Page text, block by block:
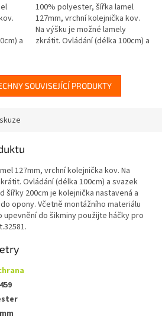
a
100% polyester, šířka lamel
127mm, vrchní kolejnička kov.
Na výšku je možné lamely
zkrátit. Ovládání (délka 100cm) a
SOUVISEJÍCÍ PRODUKTY
127mm, vrchní kolejnička kov. Na
Ovládání (délka 100cm) a svazek
šířky 200cm je kolejnička nastavená a
opony. Včetně montážního materiálu
upevnění do šikminy použijte háčky pro